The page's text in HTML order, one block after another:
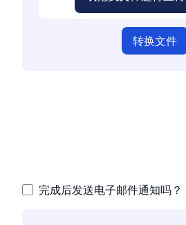
转换文件
完成后发送电子邮件通知吗？